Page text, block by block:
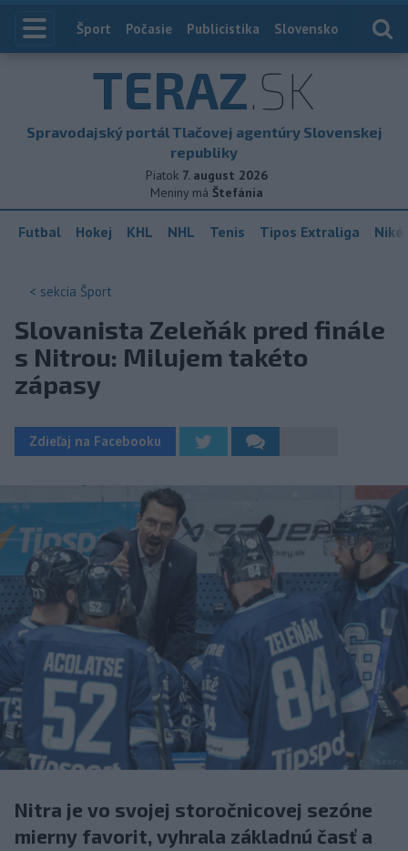
Index
Šport Počasie Publicistika Slovensko
TERAZ.SK
Spravodajský portál Tlačovej agentúry Slovenskej
republiky
Piatok 7. august 2026
Meniny má Štefánia
Futbal Hokej KHL NHL Tenis Tipos Extraliga
< sekcia Šport
Slovanista Zeleňák pred finále
s Nitrou: Milujem takéto
zápasy
Zdieľaj na Facebooku
Nitra je vo svojej storočnicovej sezóne
mierny favorit, vyhrala základnú časť a